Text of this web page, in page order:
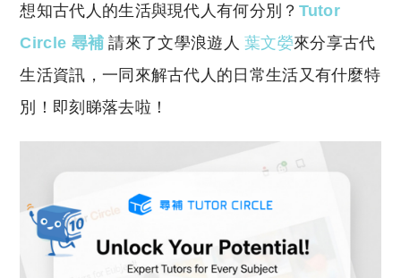
p
y
Li
k
s
A
p
想知古代人的生活與現代人有何分別？ Tutor
Circle 尋補 請來了文學浪遊人葉文嫈來分享古代
生活資訊，一同來解古代人的日常生活又有什麼特
別！即刻睇落去啦！